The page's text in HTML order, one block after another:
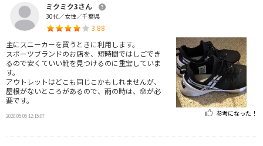
ミクミク3さん
30代／女性／千葉県
3.88
主にスニーカーを買うときに利用します。
スポーツブランドのお店を、短時間ではしごでき
るので安くていい靴を見つけるのに重宝していま
す。
アウトレットはどこも同じこかもしれませんが、
屋根がないところがあるので、雨の時は、傘が必
要です。
2020.05.05 12:15:07 参考になった！